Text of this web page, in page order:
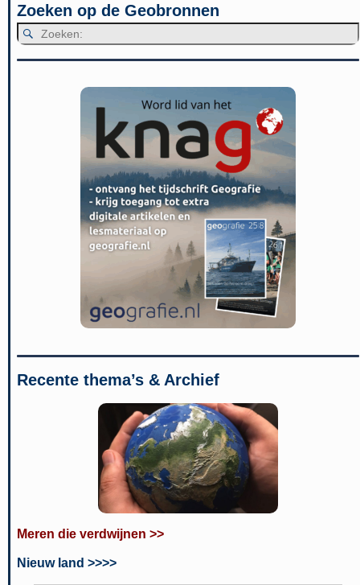
Zoeken op de Geobronnen
Recente thema’s & Archief
Meren die verdwijnen >>
Nieuw land >>>>